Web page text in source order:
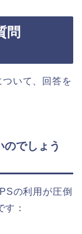
問
いて、回答を
でしょう
の利用が圧倒
：